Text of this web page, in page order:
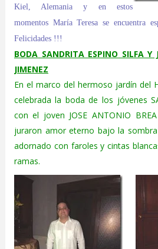
Kiel, Alemania y en estos
momentos María Teresa se encuentra
Felicidades !!!
BODA SANDRITA ESPINO SILFA Y
JIMENEZ
En el marco del hermoso jardín del
celebrada la boda de los jóvenes
con el joven JOSE ANTONIO
juraron amor eterno bajo la
adornado con faroles y cintas
ramas.